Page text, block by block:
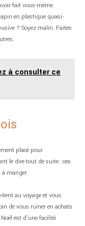
fait vous-même.
en plastique quasi-
? Soyez malin. Faites
à consulter ce
placé pour
le dire tout de suite : ces
à manger.
au voyage et vous
de vous ruiner en achats
est d’une facilité